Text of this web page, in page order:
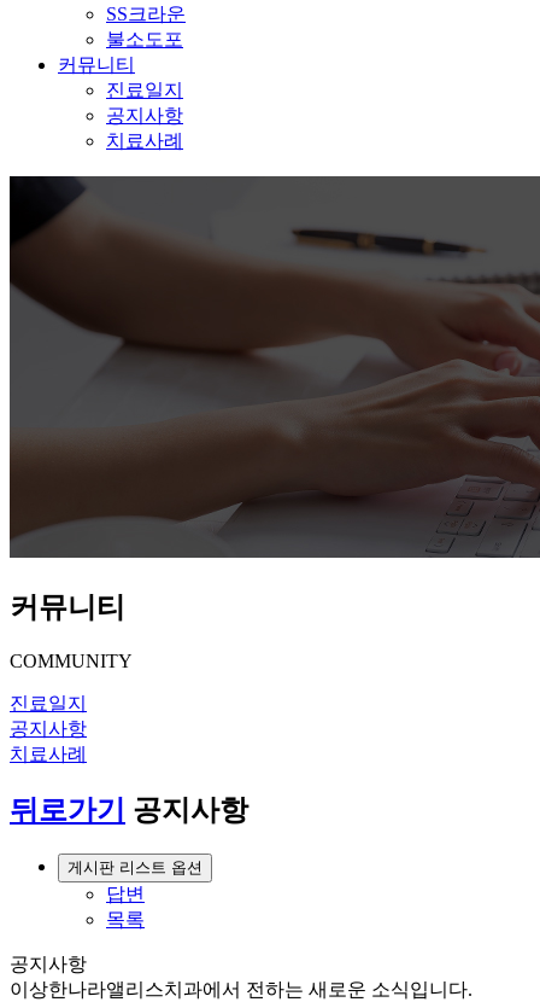
SS크라운
불소도포
커뮤니티
진료일지
공지사항
치료사례
커뮤니티
COMMUNITY
진료일지
공지사항
치료사례
뒤로가기 공지사항
게시판 리스트 옵션
답변
목록
공지사항
이상한나라앨리스치과에서 전하는 새로운 소식입니다.